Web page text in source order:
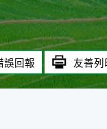
誤回報 友善列